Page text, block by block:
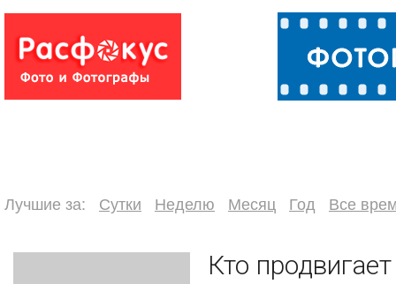
Лучшие за: Сутки Неделю Месяц Год Все
Кто